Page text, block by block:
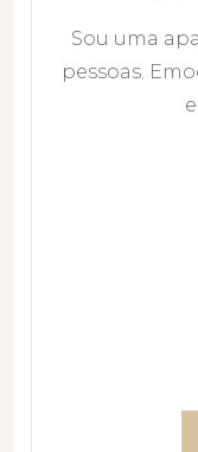
Sou uma
pessoas.